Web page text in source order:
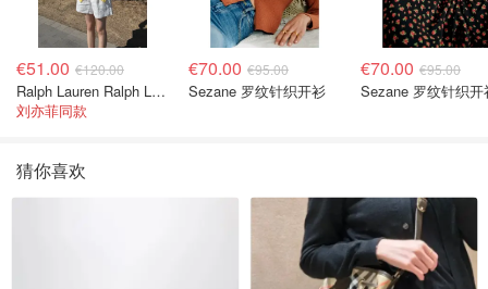
€51.00 €120.00
Ralph Lauren Ralph Lauren 男童亚麻衬衫
刘亦菲同款
€70.00 €95.00
Sezane 罗纹针织开衫
€70.00 €95.00
Sezane 罗纹针织开
猜你喜欢